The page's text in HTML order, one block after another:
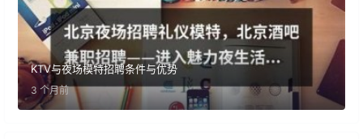
KTV与夜场模特招聘条件与优势
3 个月前